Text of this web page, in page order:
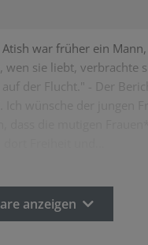
war früher ein
wen sie liebt, verbrachte
auf der Flucht." - Der
anzeigen